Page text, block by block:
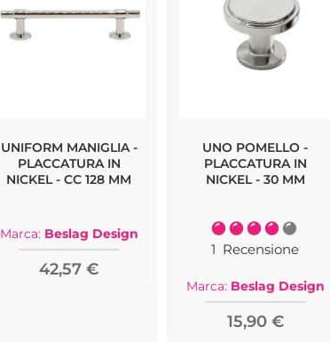
UNIFORM MANIGLIA -
PLACCATURA IN
NICKEL - CC 128 MM
Marca: Beslag Design
42,57 €
UNO POMELLO -
PLACCATURA IN
NICKEL - 30 MM
Valutazione:
80%
1 Recensione
Marca: Beslag Design
15,90 €